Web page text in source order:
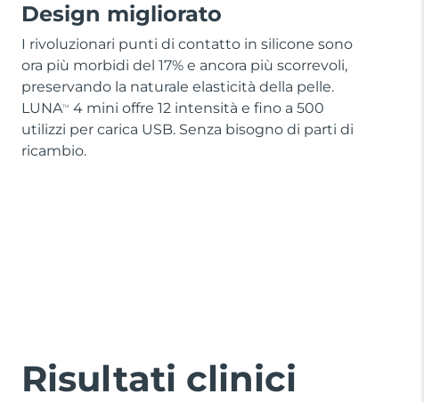
Design migliorato
I rivoluzionari punti di contatto in silicone sono
ora più morbidi del 17% e ancora più scorrevoli,
preservando la naturale elasticità della pelle.
LUNATM
4 mini offre 12 intensità e fino a 500
utilizzi per carica USB. Senza bisogno di parti di
ricambio.
Risultati clinici